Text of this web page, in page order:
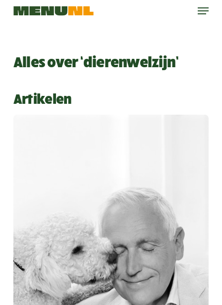
Skip
Menu
Alles over ‘dierenwelzijn’
Artikelen